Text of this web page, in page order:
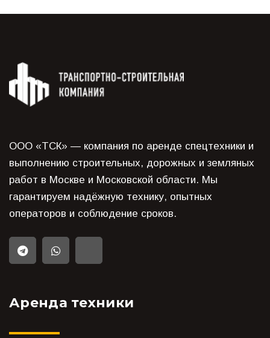
ООО «ТСК» — компания по аренде спецтехники и
выполнению строительных, дорожных и земляных
работ в Москве и Московской области. Мы
гарантируем надёжную технику, опытных
операторов и соблюдение сроков.
Аренда техники